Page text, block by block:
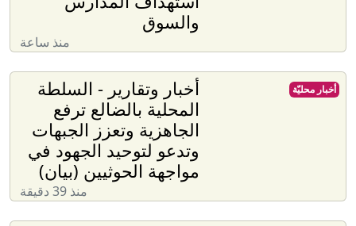
والسوق
منذ ساعة
أخبار وتقارير - السلطة
المحلية بالضالع ترفع
الجاهزية وتعزز الجبهات
وتدعو لتوحيد الجهود في
مواجهة الحوثيين (بيان)
منذ 39 دقيقة
أخبار محليّة